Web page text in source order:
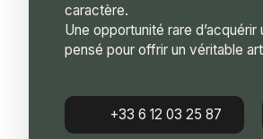
caractère.
Une opportunité rare
pensé pour offrir un véritable
+33 6 12 03 25 87